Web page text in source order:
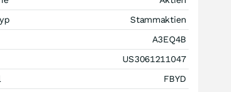
Stammaktien
A3EQ4B
US3061211047
FBYD